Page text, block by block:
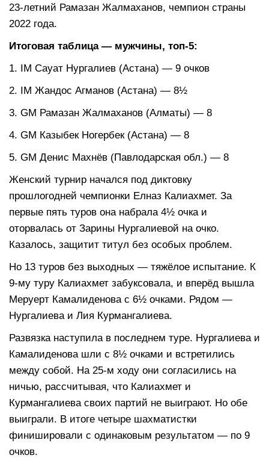
23-летний Рамазан Жалмаханов, чемпион страны
2022 года.
Итоговая таблица — мужчины, топ-5:
1. IM Сауат Нургалиев (Астана) — 9 очков
2. IM Жандос Агманов (Астана) — 8½
3. GM Рамазан Жалмаханов (Алматы) — 8
4. GM Казыбек Ногербек (Астана) — 8
5. GM Денис Махнёв (Павлодарская обл.) — 8
Женский турнир начался под диктовку
прошлогодней чемпионки Елназ Калиахмет. За
первые пять туров она набрала 4½ очка и
оторвалась от Зарины Нургалиевой на очко.
Казалось, защитит титул без особых проблем.
Но 13 туров без выходных — тяжёлое испытание. К
9-му туру Калиахмет забуксовала, и вперёд вышла
Меруерт Камалиденова с 6½ очками. Рядом —
Нургалиева и Лия Курмангалиева.
Развязка наступила в последнем туре. Нургалиева и
Камалиденова шли с 8½ очками и встретились
между собой. На 25-м ходу они согласились на
ничью, рассчитывая, что Калиахмет и
Курмангалиева своих партий не выиграют. Но обе
выиграли. В итоге четыре шахматистки
финишировали с одинаковым результатом — по 9
очков.